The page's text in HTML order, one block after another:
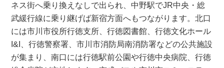
ネス街へ乗り換えなしで出られ、中野駅でJR中央・総
武緩行線に乗り継げば新宿方面へもつながります。北口
には市川市役所行徳支所、行徳図書館、行徳文化ホール
I&I、行徳警察署、市川市消防局南消防署などの公共施設
が集まり、南口には行徳駅前公園や行徳中央病院、行徳